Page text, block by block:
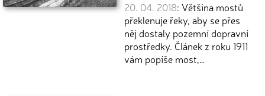
20. 04. 2018: Většina mostů
překlenuje řeky, aby se přes
něj dostaly pozemní dopravní
prostředky. Článek z roku 1911
vám popíše most,…